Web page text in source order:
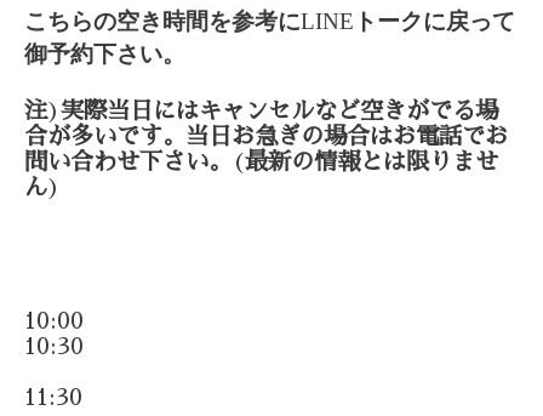
こちらの空き時間を参考にLINE トークに戻って
御予約下さい。
注) 実際当日にはキャンセルなど空きがでる場
合が多いです。当日お急ぎの場合はお電話でお
問い合わせ下さい。
(最新の情報とは限りませ
ん)
10:00
10:30
11:30